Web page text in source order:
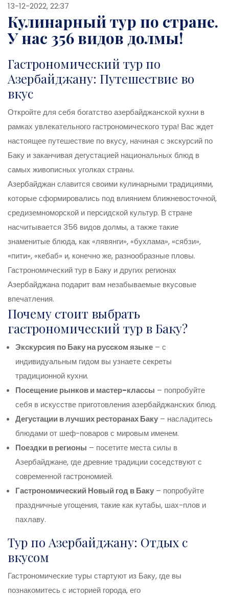
13-12-2022, 22:37
Кулинарный тур по стране.
У нас 356 видов долмы!
Гастрономический тур по
Азербайджану: Путешествие во
вкус
Откройте для себя богатство азербайджанской кухни в
рамках увлекательного гастрономического тура! Вас ждет
настоящее путешествие по вкусу, начиная с экскурсий по
Баку и заканчивая дегустацией национальных блюд в
самых живописных уголках страны.
Азербайджан славится своими кулинарными традициями,
которые сформировались под влиянием ближневосточной,
средиземноморской и персидской культур. В стране
насчитывается 356 видов долмы, а также такие
знаменитые блюда, как «лявянги», «бухлама», «сябзи»,
«пити», «кебаб» и, конечно же, разнообразные пловы.
Гастрономический тур в Баку и других регионах
Азербайджана подарит вам незабываемые вкусовые
впечатления.
Почему стоит выбрать
гастрономический тур в Баку?
Экскурсия по Баку на русском языке – с
индивидуальным гидом вы узнаете секреты
традиционной кухни.
Посещение рынков и мастер-классы – попробуйте
себя в искусстве приготовления азербайджанских блюд.
Дегустации в лучших ресторанах Баку – насладитесь
блюдами от шеф-поваров с мировым именем.
Поездки в регионы – посетите места силы в
Азербайджане, где древние традиции соседствуют с
современной гастрономией.
Гастрономический Новый год в Баку – попробуйте
праздничные угощения, такие как кутабы, шах-плов и
пахлаву.
Тур по Азербайджану: Отдых с
вкусом
Гастрономические туры стартуют из Баку, где вы
познакомитесь с историей города, его